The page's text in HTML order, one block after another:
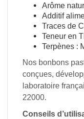
Arôme
Additif
Traces de
Teneur en
Terpènes :
Nos bonbons
conçues,
laboratoire
22000.
Conseils